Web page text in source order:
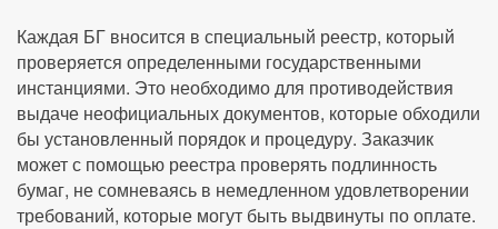
Каждая БГ вносится в специальный реестр, который
проверяется определенными государственными
инстанциями. Это необходимо для противодействия
выдаче неофициальных документов, которые обходили
бы установленный порядок и процедуру. Заказчик
может с помощью реестра проверять подлинность
бумаг, не сомневаясь в немедленном удовлетворении
требований, которые могут быть выдвинуты по оплате.